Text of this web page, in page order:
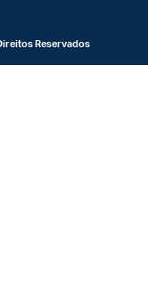
Reservados